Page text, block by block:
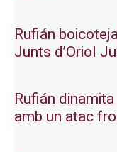
Rufián
Junts d’Oriol
Rufián
amb un atac